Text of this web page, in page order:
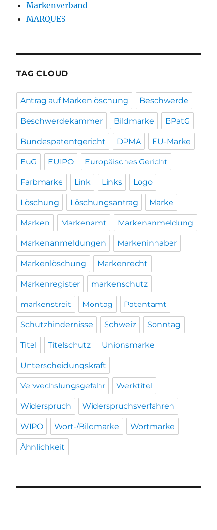
Markenverband
MARQUES
TAG CLOUD
Antrag auf Markenlöschung Beschwerde
Beschwerdekammer Bildmarke BPatG
Bundespatentgericht DPMA EU-Marke
EuG EUIPO Europäisches Gericht
Farbmarke Link Links Logo
Löschung Löschungsantrag Marke
Marken Markenamt Markenanmeldung
Markenanmeldungen Markeninhaber
Markenlöschung Markenrecht
Markenregister markenschutz
markenstreit Montag Patentamt
Schutzhindernisse Schweiz Sonntag
Titel Titelschutz Unionsmarke
Unterscheidungskraft
Verwechslungsgefahr Werktitel
Widerspruch Widerspruchsverfahren
WIPO Wort-/Bildmarke Wortmarke
Ähnlichkeit